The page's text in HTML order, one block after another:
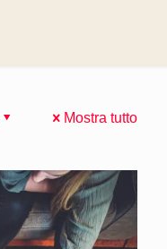
Mostra tutto